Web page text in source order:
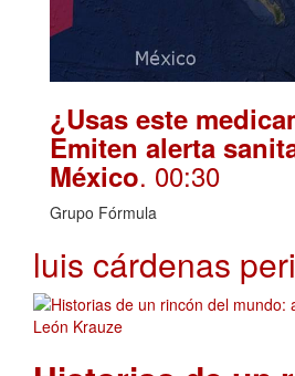
¿Usas este
Emiten alerta
México. 00:30
Grupo Fórmula
luis cárdenas